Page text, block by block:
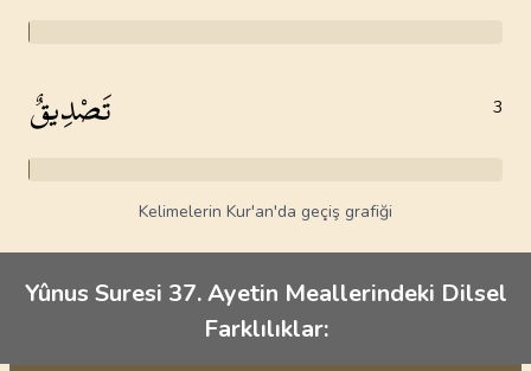
تَصْدِيقٌ
3
Kelimelerin Kur'an'da geçiş grafiği
Yûnus Suresi 37. Ayetin Meallerindeki Dilsel
Farklılıklar: